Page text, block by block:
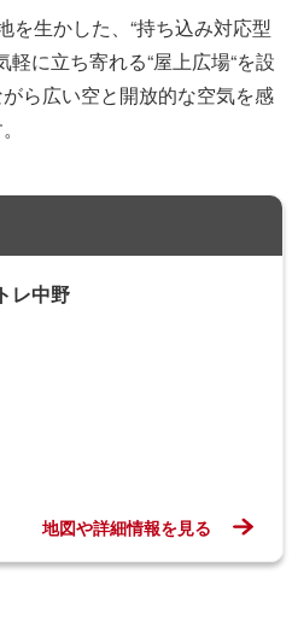
を生かした、“持ち込み対応型
に立ち寄れる“屋上広場“を設
ら広い空と開放的な空気を感
レ中野
地図や詳細情報を見る